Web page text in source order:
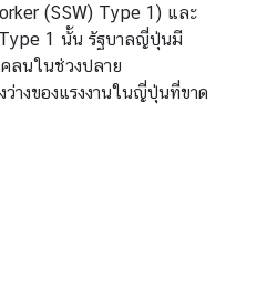
(SSW) Type 1) และ
Type 1 นั้น รัฐบาลญี่ปุ่นมี
ลนในช่วงปลาย
ว่างของแรงงานในญี่ปุ่นที่ขาด